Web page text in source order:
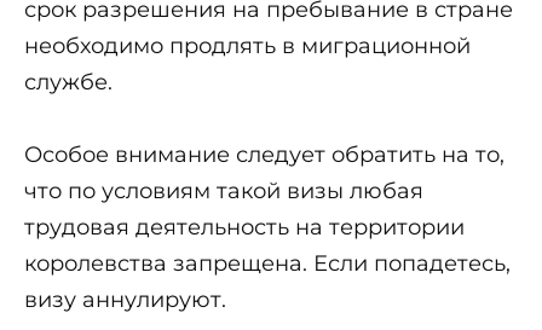
срок разрешения на пребывание в стране
необходимо продлять в миграционной
службе.
Особое внимание следует обратить на то,
что по условиям такой визы любая
трудовая деятельность на территории
королевства запрещена. Если попадетесь,
визу аннулируют.